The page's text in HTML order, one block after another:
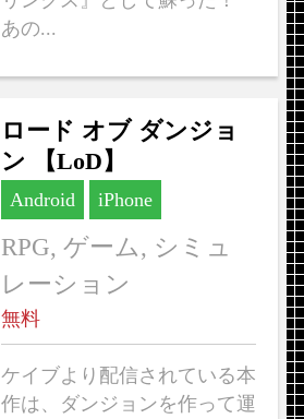
あの...
ロード オブ ダンジョ
ン 【LoD】
Android iPhone
RPG, ゲーム, シミュ
レーション
無料
ケイブより配信されている本
作は、ダンジョンを作って運